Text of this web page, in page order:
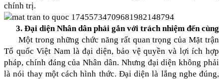
chính trị.
3. Đại diện Nhân dân phải gắn với trách nhiệm đến cùng
Một trong những chức năng rất quan trọng của Mặt trận
Tổ quốc Việt Nam là đại diện, bảo vệ quyền và lợi ích hợp
pháp, chính đáng của Nhân dân. Nhưng đại diện không phải
là nói thay một cách hình thức. Đại diện là lắng nghe đúng,